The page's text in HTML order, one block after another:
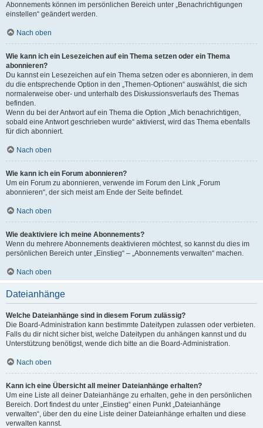
Abonnements können im persönlichen Bereich unter „Benachrichtigungen
einstellen“ geändert werden.
Nach oben
Wie kann ich ein Lesezeichen auf ein Thema setzen oder ein Thema
abonnieren?
Du kannst ein Lesezeichen auf ein Thema setzen oder es abonnieren, in dem
du die entsprechende Option in den „Themen-Optionen“ auswählst, die sich
normalerweise ober- und unterhalb des Diskussionsverlaufs des Themas
befinden.
Wenn du bei der Antwort auf ein Thema die Option „Mich benachrichtigen,
sobald eine Antwort geschrieben wurde“ aktivierst, wird das Thema ebenfalls
für dich abonniert.
Nach oben
Wie kann ich ein Forum abonnieren?
Um ein Forum zu abonnieren, verwende im Forum den Link „Forum
abonnieren“, der sich meist am Ende der Seite befindet.
Nach oben
Wie deaktiviere ich meine Abonnements?
Wenn du mehrere Abonnements deaktivieren möchtest, so kannst du dies im
persönlichen Bereich unter „Einstieg“ – „Abonnements verwalten“ machen.
Nach oben
Dateianhänge
Welche Dateianhänge sind in diesem Forum zulässig?
Die Board-Administration kann bestimmte Dateitypen zulassen oder verbieten.
Falls du dir nicht sicher bist, welche Dateitypen du anhängen kannst und du
Unterstützung benötigst, wende dich bitte an die Board-Administration.
Nach oben
Kann ich eine Übersicht all meiner Dateianhänge erhalten?
Um eine Liste all deiner Dateianhänge zu erhalten, gehe in den persönlichen
Bereich. Dort findest du unter „Einstieg“ einen Punkt „Dateianhänge
verwalten“, über den du eine Liste deiner Dateianhänge erhalten und diese
verwalten kannst.